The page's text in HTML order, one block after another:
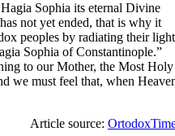
Sophia its eternal Divine
not yet ended, that is why it
peoples by radiating their
Sophia of Constantinople.”
to our Mother, the Most Holy
we must feel that, when
Article source: